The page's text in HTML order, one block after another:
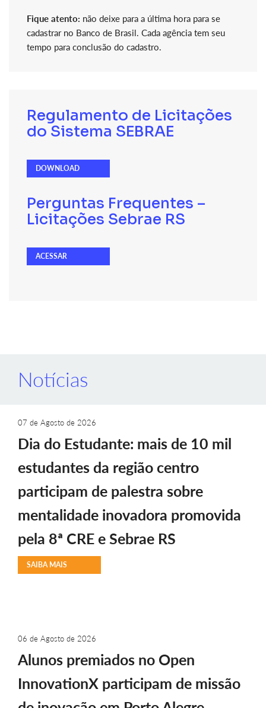
Fique atento: não deixe para a última hora para se
cadastrar no Banco de Brasil. Cada agência tem seu
tempo para conclusão do cadastro.
Regulamento de Licitações
do Sistema SEBRAE
DOWNLOAD
Perguntas Frequentes –
Licitações Sebrae RS
ACESSAR
Notícias
07 de Agosto de 2026
Dia do Estudante: mais de 10 mil
estudantes da região centro
participam de palestra sobre
mentalidade inovadora promovida
pela 8ª CRE e Sebrae RS
SAIBA MAIS
06 de Agosto de 2026
Alunos premiados no Open
InnovationX participam de missão